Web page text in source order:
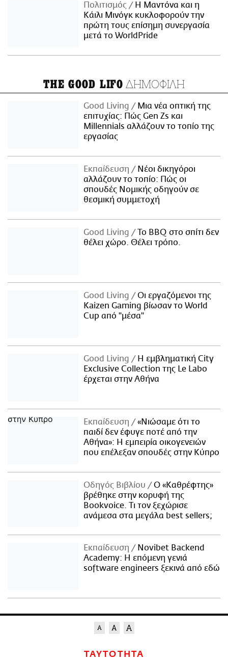
Πολιτισμός
Η Μαντόνα και η
Κάιλι Μινόγκ κυκλοφορούν την
πρώτη τους επίσημη συνεργασία
μετά το WorldPride
THE GOOD LIFO ΔΗΜΟΦΙΛΗ
Good Living
Μια νέα οπτική της
επιτυχίας: Πώς Gen Zs και
Millennials αλλάζουν το τοπίο της
εργασίας
Εκπαίδευση
Νέοι δικηγόροι
αλλάζουν το τοπίο: Πώς οι
σπουδές Νομικής οδηγούν σε
θεσμική συμμετοχή
Good Living
Το BBQ στο σπίτι δεν
θέλει χώρο. Θέλει τρόπο.
Good Living
Οι εργαζόμενοι της
Kaizen Gaming βίωσαν το World
Cup από "μέσα"
Good Living
Η εμβληματική City
Exclusive Collection της Le Labo
έρχεται στην Αθήνα
Εκπαίδευση
«Νιώσαμε ότι το
παιδί δεν έφυγε ποτέ από την
Αθήνα»: Η εμπειρία οικογενειών
που επέλεξαν σπουδές στην Κύπρο
Οδηγός Βιβλίου
Ο «Καθρέφτης»
βρέθηκε στην κορυφή της
Bookvoice. Τι τον ξεχώρισε
ανάμεσα στα μεγάλα best sellers;
Εκπαίδευση
Novibet Backend
Academy: Η επόμενη γενιά
software engineers ξεκινά από εδώ
ΤΑΥΤΟΤΗΤΑ